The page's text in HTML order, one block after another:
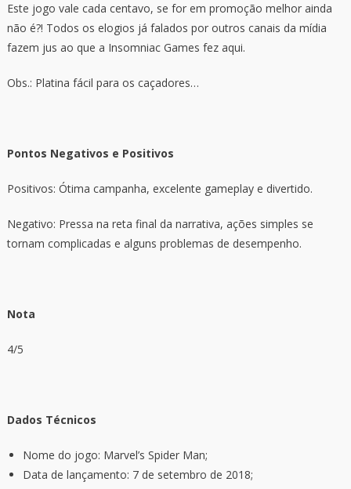
Este jogo vale cada centavo, se for em promoção melhor ainda
não é?! Todos os elogios já falados por outros canais da mídia
fazem jus ao que a Insomniac Games fez aqui.
Obs.: Platina fácil para os caçadores…
Pontos Negativos e Positivos
Positivos: Ótima campanha, excelente gameplay e divertido.
Negativo: Pressa na reta final da narrativa, ações simples se
tornam complicadas e alguns problemas de desempenho.
Nota
4/5
Dados Técnicos
Nome do jogo: Marvel’s Spider Man;
Data de lançamento: 7 de setembro de 2018;